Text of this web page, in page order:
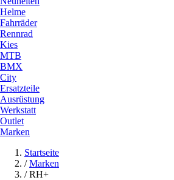
Helme
Fahrräder
Rennrad
Kies
MTB
BMX
City
Ersatzteile
Ausrüstung
Werkstatt
Outlet
Marken
Startseite
/ Marken
/ RH+